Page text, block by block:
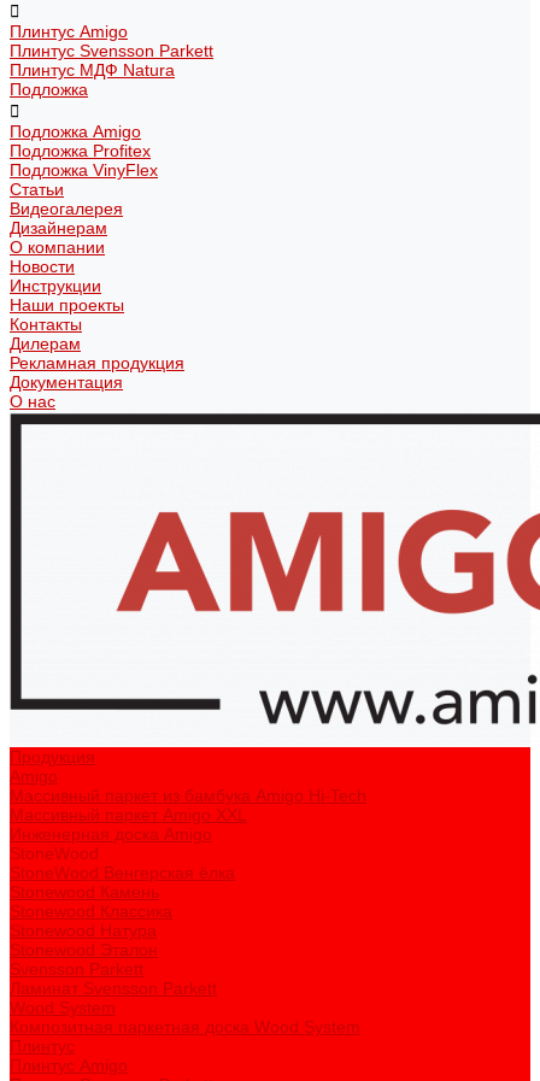
Плинтус Amigo
Плинтус Svensson Parkett
Плинтус МДФ Natura
Подложка
Подложка Amigo
Подложка Profitex
Подложка VinyFlex
Статьи
Видеогалерея
Дизайнерам
О компании
Новости
Инструкции
Наши проекты
Контакты
Дилерам
Рекламная продукция
Документация
О нас
Продукция
Amigo
Массивный паркет из бамбука Amigo Hi-Tech
Массивный паркет Amigo XXL
Инженерная доска Amigo
StoneWood
StoneWood Венгерская ёлка
Stonewood Камень
Stonewood Классика
Stonewood Натура
Stonewood Эталон
Svensson Parkett
Ламинат Svensson Parkett
Wood System
Композитная паркетная доска Wood System
Плинтус
Плинтус Amigo